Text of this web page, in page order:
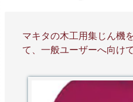
マキタの木工用集じん機
て、一般ユーザーへ向け